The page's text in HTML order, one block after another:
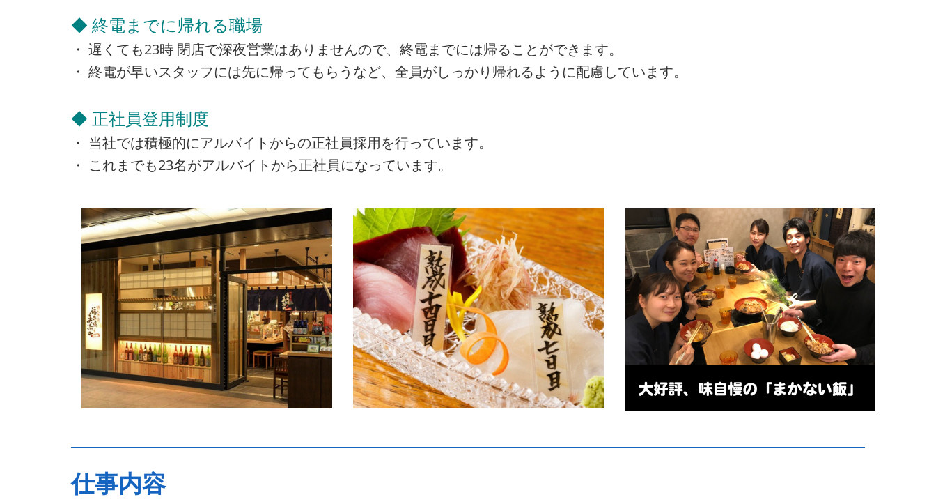
◆ 終電までに帰れる職場
・ 遅くても23時 閉店で深夜営業はありませんので、終電までには帰ることができます。
・ 終電が早いスタッフには先に帰ってもらうなど、全員がしっかり帰れるように配慮しています。
◆ 正社員登用制度
・ 当社では積極的にアルバイトからの正社員採用を行っています。
・ これまでも23名がアルバイトから正社員になっています。
仕事内容